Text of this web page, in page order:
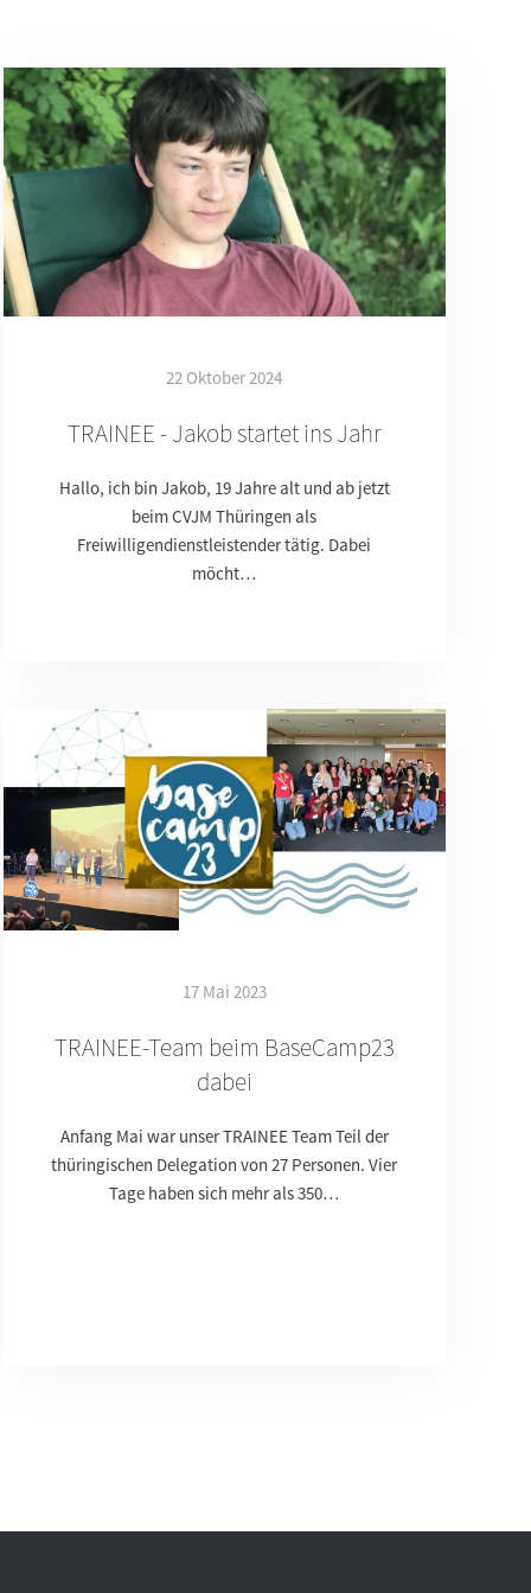
22 Oktober 2024
TRAINEE - Jakob startet ins Jahr
Hallo, ich bin Jakob, 19 Jahre alt und ab jetzt
beim CVJM Thüringen als
Freiwilligendienstleistender tätig. Dabei
möcht…
17 Mai 2023
TRAINEE-Team beim BaseCamp23
dabei
Anfang Mai war unser TRAINEE Team Teil der
thüringischen Delegation von 27 Personen. Vier
Tage haben sich mehr als 350…